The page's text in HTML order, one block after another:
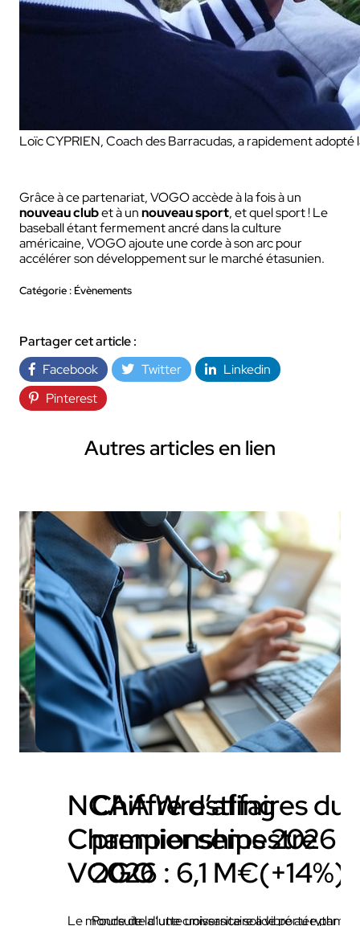
Loïc CYPRIEN, Coach des Barracudas, a rapidement adopté
Grâce à ce partenariat, VOGO accède à la fois à un
nouveau clubet à unnouveau sport, et quelsport ! Le
baseball étant fermement ancré dans la culture
américaine, VOGO ajoute une corde à son arc pour
accélérer son développement sur le marché étasunien.
Catégorie : Évènements
Partager cet article :
Facebook
Twitter
Linkedin
Pinterest
Autres articles en lien
NCAA Wrestling
Championships 2026 x
VOGO
Le monde de la lutte universitaire a vibré au rythme
Chiffre d’affaires du
premier semestre
2026 : 6,1 M€(+14%)
Poursuite d’une croissance solide portée par le